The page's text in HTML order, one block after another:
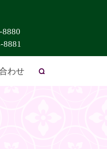
8880
8881
わせ